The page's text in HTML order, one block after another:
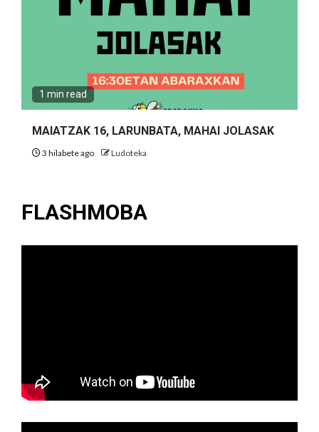
1 min read
MAIATZAK 16, LARUNBATA, MAHAI JOLASAK
3 hilabete ago Ludoteka
FLASHMOBA